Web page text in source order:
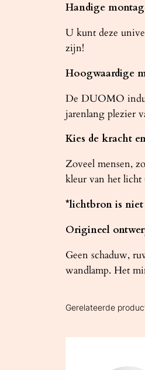
Handige
U kunt deze
zijn!
Hoogwaardige
De DUOMO
jarenlang plezier
Kies de kracht
Zoveel mensen,
kleur van het licht
*lichtbron is
Origineel
Geen schaduw,
wandlamp. Het
Gerelateerde